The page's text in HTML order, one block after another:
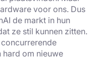
voor ons. Dus
de markt in hun
ze stil kunnen zitten.
hard om nieuwe